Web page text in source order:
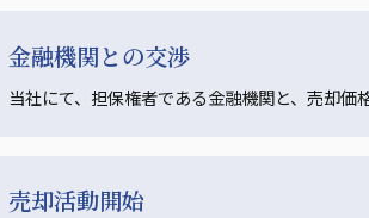
金融機関との交渉
当社にて、担保権者である金融機関と、売却価
売却活動開始